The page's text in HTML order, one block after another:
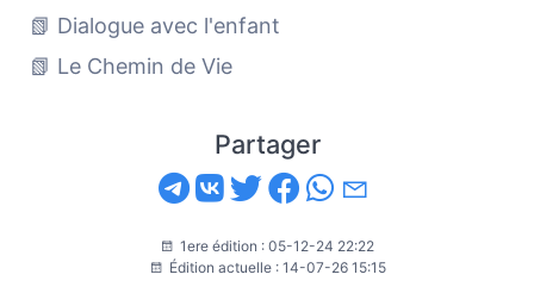
📗 Dialogue avec l'enfant
📗 Le Chemin de Vie
Partager
1ere édition : 05-12-24 22:22
Édition actuelle : 14-07-26 15:15